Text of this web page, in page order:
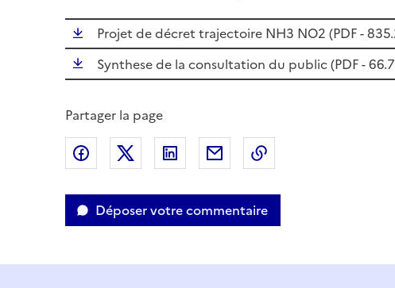
Projet de décret trajectoire NH3 NO2 (PDF-
Synthese de la consultation du public (PDF-
Partager la page
Partager sur Facebook
Partager sur XPartager sur LinkedIn
Partager par email
Déposer votre commentaire